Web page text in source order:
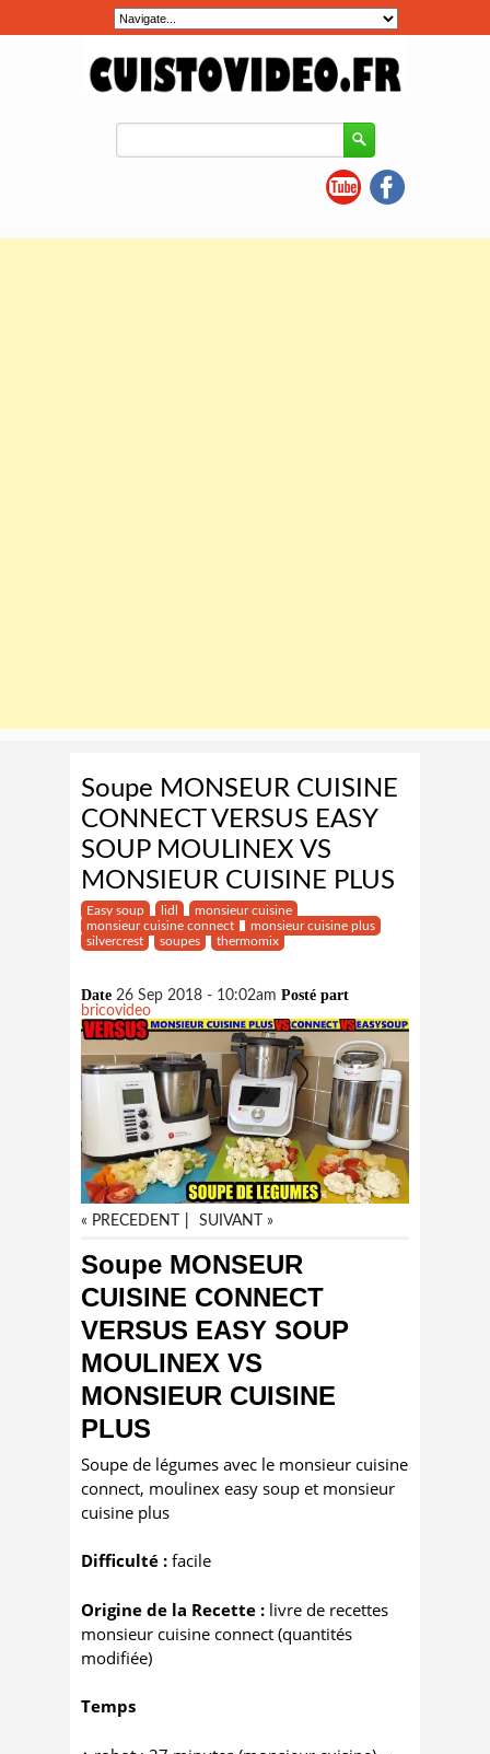
Soupe MONSEUR CUISINE
CONNECT VERSUS EASY
SOUP MOULINEX VS
MONSIEUR CUISINE PLUS
Easy soup lidl
monsieur cuisine
monsieur cuisine connect
monsieur cuisine plus
silvercrest
soupes thermomix
Date 26 Sep 2018 - 10:02am Posté part
bricovideo
« PRECEDENT SUIVANT »
Soupe MONSEUR
CUISINE CONNECT
VERSUS EASY SOUP
MOULINEX VS
MONSIEUR CUISINE
PLUS
Soupe de légumes avec le monsieur cuisine
connect, moulinex easy soup et monsieur
cuisine plus
Difficulté : facile
Origine de la Recette : livre de recettes
monsieur cuisine connect (quantités
modifiée)
Temps